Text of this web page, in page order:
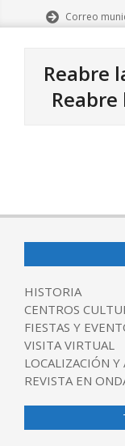
Correo
Reabre
06-
HISTORIA
CENTROS
FIESTAS Y
VISITA VIRTUAL
LOCALIZACIÓN Y
REVISTA EN